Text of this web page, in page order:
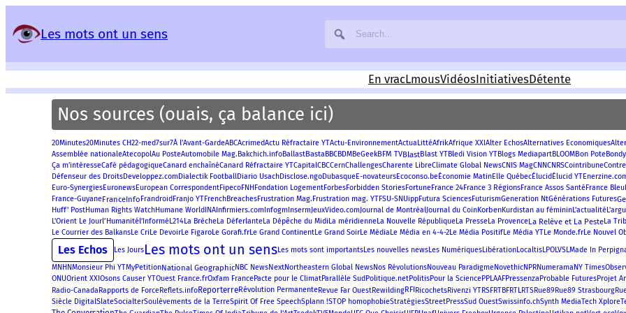
Les mots ont un sens
En vracLmousVidéosInitiativesDétente
Nos sources (ouais, ça balance ici)
20Minutes20Minutes CH22-med7sur7À l'Avant-GardeABCAcrimedActu Réfractaire YTActu-EnvironnementActuaLittéAfrikAfrique XXI Alter EchosAlternatives Economiques
Assemblée nationaleAtecopolAu PosteAutomobile Mag. Bakchich.infoBallastBastaBBCBDMBeGeekBFM TVBlastBlast YTBledi Vision YTBlogs MediapartBLOOMBon Pote
Ça m'intéresseCafé pédagogiqueCanard enchaînéCanard Réfractaire YTCapitalCBCCernChallengesCharente LibreClimate Global NewsCNIS MagCNNCNRSCointribune
Défenseur des DroitsDeveloppez.comDialectik FootballDiario UsachDisclose.ngoDubasqueE-novateursEcoconso.beÉconomie MatinElle QuébecÉlucid Élucid YT
Euro-SynergiesEuronewsEuropean CorrespondentFipecoFNH Fondation LogementForbesForbidden StoriesFortuneFrance 24France 3 RégionsFrance Assos SantéFrance Bleu
France-GuyaneFranceInfo Frandroid Franjo YTFrenchBreachesFrustration Mag. Frustration mag. YTFSU-SNUippFutura SciencesFuturismGeneration NtGénérations Futures
Huff' PostHuman Rights WatchHumane World INA Infirmiers.com Infogm InsermJeuxVideo.comJournal de MontréalJournal du CoinKorbenKurdistan au fémininL'actualité
L'Orient Le Jourl’Humanitél’InforméL214La BrècheLa DéferlanteLa Dépêche du Midi La méridienneLa Nouvelle RépubliqueLa PresseLa ProvenceLa Relève et La PesteLa
Le Courrier des BalkansLe Cri Le DevoirLe FigaroLe Gorafi.frLe Grand ContinentLe Grand SoirLe MédiaLe Média en 4-4-2Le Média PositifLe Média YTLe Monde.frLe Nouvel
Les Echos Les JoursLes mots ont un sensLes mots sont importantsLes nouvelles newsLes NumériquesLibérationLocaltisLPOLVSLMade In
MNHNMonsieur Phi YTMyPetitionNational GeographicNBC NewsNextNortheastern Global NewsNos RévolutionsNouveau ParadigmeNovethicNPRNumeramaNY Times
ONUOrient XXI Osons Causer YTOuest France.frOxfam FrancePacte pour le ClimatParallèle Sud Politique.netPolitisPour la SciencePPLAAFPressenzaProbable FuturesProjet
Radio-CanadaRapports de ForceReflets.infoReporterreRévolution PermanenteRevue Far OuestRewildingRFI RicochetsRivenzi YTRSFRTBFRTLRTSRue89Rue89 Strasbourg
Siècle DigitalSlateSocialterSoulèvements de la TerreSpirit Of Free SpeechSplann !STOP homophobieStratégiesStreetPressSud OuestSwissinfo.chSynth MediaTech Xplore
Panneau de gestion des services